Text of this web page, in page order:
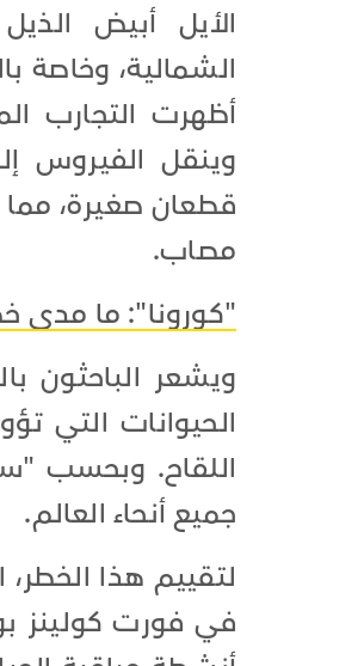
الشمالية، وخاصة
وينقل الفيروس
قطعان صغيرة،
مصاب.
"كورونا": ما مدى
ويشعر الباحثون
الحيوانات التي
اللقاح. وبحسب
جميع أنحاء العالم.